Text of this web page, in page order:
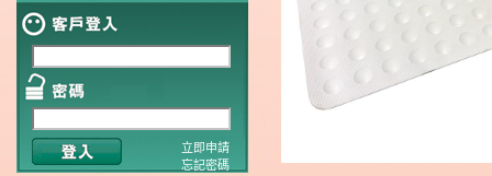
立即申請
忘記密碼